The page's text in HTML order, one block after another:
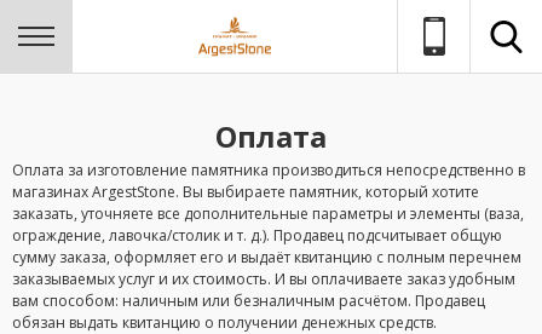
Оплата
Оплата за изготовление памятника производиться непосредственно в
магазинах ArgestStone. Вы выбираете памятник, который хотите
заказать, уточняете все дополнительные параметры и элементы (ваза,
ограждение, лавочка/столик и т. д.). Продавец подсчитывает общую
сумму заказа, оформляет его и выдаёт квитанцию с полным перечнем
заказываемых услуг и их стоимость. И вы оплачиваете заказ удобным
вам способом: наличным или безналичным расчётом. Продавец
обязан выдать квитанцию о получении денежных средств.